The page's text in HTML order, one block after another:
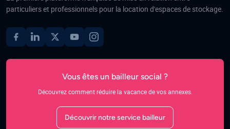
particuliers et professionnels pour la location d'espaces de stockage.
Vous êtes un bailleur social ?
Découvrez comment réduire la vacance de vos annexes.
Découvrir notre service bailleur